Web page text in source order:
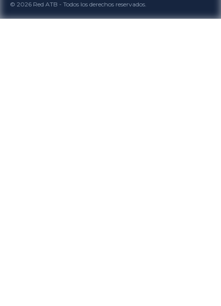
© 2026 Red ATB - Todos los derechos reservados.